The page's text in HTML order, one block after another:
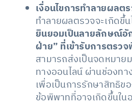
เงื่อนไขการทำลายผลต
ทำลายผลตรวจจะเกิดขึ้
ยินยอมเป็นลายลักษณ์อั
ฝ่าย” ที่เข้ารับการตรว
สามารถส่งเป็นจดหมาย
ทางออนไลน์ ผ่านช่องท
เพื่อเป็นการรักษาสิทธิข
ข้อพิพาทที่อาจเกิดขึ้นใน